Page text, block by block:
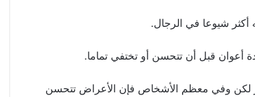
أكثر شيوعا في الرجال.
لكن وفي معظم الأشخاص فإن الأعراض تتحسن